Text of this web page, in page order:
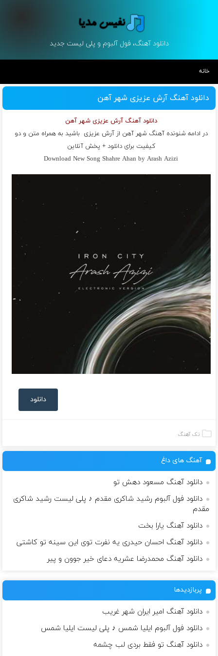
دانلود آهنگ، فول آلبوم و پلی لیست جدید
خانه
دانلود آهنگ آرش عزیزی شهر آهن
دانلود آهنگ آرش عزیزی شهر آهن
در ادامه شنونده آهنگ شهر آهن ازآرش عزیزی باشید به همراه متن و دو
کیفیت برای دانلود + پخش آنلاین
Download New Song Shahre Ahan by Arash Azizi
دانلود
تک آهنگ
آهنگ های داغ
دانلود آهنگ مسعود دهش تو
دانلود فول آلبوم رشید شاکری مقدم ♪ پلی لیست رشید شاکری
مقدم
دانلود آهنگ یارا بخت
دانلود آهنگ احسان حیدری یه نفرت توی این سینه تو کاشتی
دانلود آهنگ محمدرضا عشریه دعای خیر جوون و پیر
پربازدیدها
دانلود آهنگ امیر ایران شهر غریب
دانلود فول آلبوم ایلیا شمس ♪ پلی لیست ایلیا شمس
دانلود آهنگ تو فقط بردی لب چشمه